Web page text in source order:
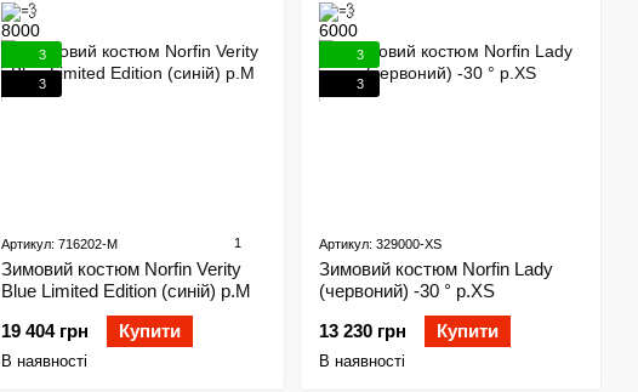
3
3
Артикул: 716202-M 1
Зимовий костюм Norfin Verity
Blue Limited Edition (синій) р.М
19 404 грн
Купити
В наявності
3
3
Артикул: 329000-XS
Зимовий костюм Norfin Lady
(червоний) -30 ° р.XS
13 230 грн
Купити
В наявності